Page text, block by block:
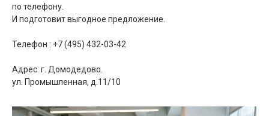
по телефону.
И подготовит выгодное предложение.
Телефон : +7 (495) 432-03-42
Адрес: г. Домодедово.
ул. Промышленная, д.11/10